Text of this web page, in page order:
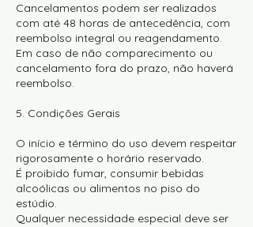
Cancelamentos podem ser realizados
com até 48 horas de antecedência, com
reembolso integral ou reagendamento.
Em caso de não comparecimento ou
cancelamento fora do prazo, não haverá
reembolso.
5. Condições Gerais
O início e término do uso devem respeitar
rigorosamente o horário reservado.
É proibido fumar, consumir bebidas
alcoólicas ou alimentos no piso do
estúdio.
Qualquer necessidade especial deve ser